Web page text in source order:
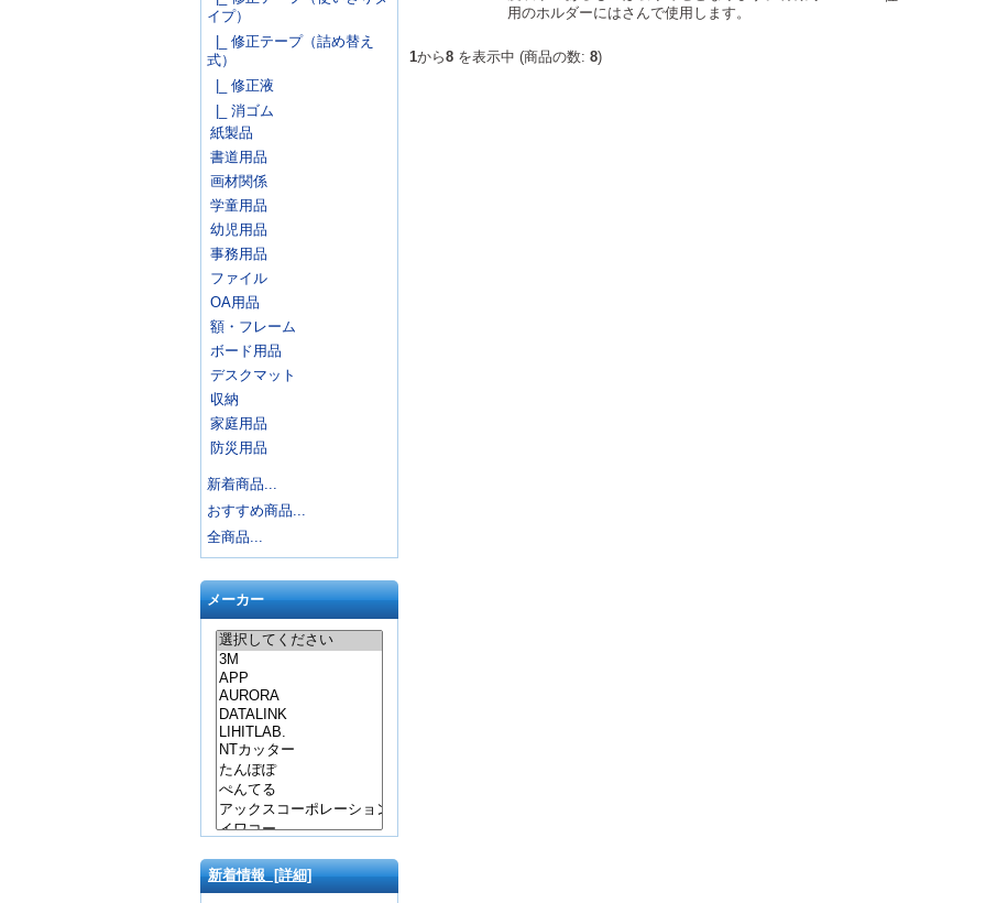
イプ）
|_ 修正テープ（詰め替え
式）
|_ 修正液
|_ 消ゴム
紙製品
書道用品
画材関係
学童用品
幼児用品
事務用品
ファイル
OA用品
額・フレーム
ボード用品
デスクマット
収納
家庭用品
防災用品
新着商品...
おすすめ商品...
全商品...
メーカー
新着情報 [詳細]
用のホルダーにはさんで使用します。
1から8 を表示中 (商品の数: 8)